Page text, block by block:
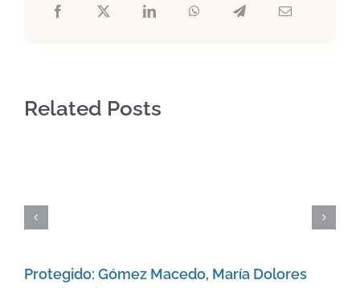
Related Posts
Protegido: Gómez Macedo, María Dolores